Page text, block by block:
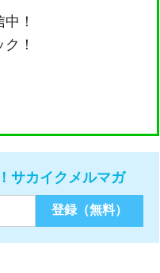
！
！
サカイクメルマガ